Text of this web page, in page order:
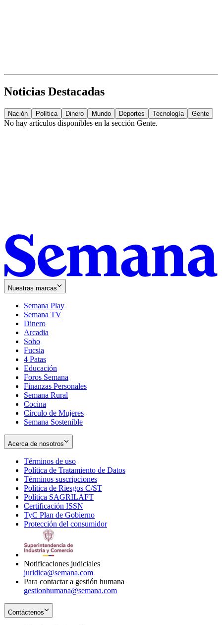
Noticias Destacadas
Nación Política Dinero Mundo Deportes Tecnología Gente
No hay artículos disponibles en la sección Gente.
Nuestras marcas
Semana Play
Semana TV
Dinero
Arcadia
Soho
in
new
window
Fucsia
in
new
window
4 Patas
Educación
Foros Semana
Finanzas Personales
Semana Rural
Cocina
Círculo de Mujeres
Semana Sostenible
Acerca de nosotros
Términos de uso
in
new
window
Política de Tratamiento de Datos
Términos suscripciones
in
Política de Riesgos C/ST
Política SAGRILAFT
new
window
Certificación ISSN
in
new
TyC Plan de Gobierno
in
Protección del consumidorOpens
Notificaciones judiciales
juridica@semana.com
Para contactar a gestión humana
gestionhumana@semana.com
Contáctenos